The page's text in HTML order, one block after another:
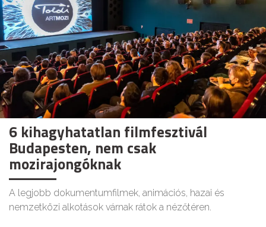
6 kihagyhatatlan filmfesztivál
Budapesten, nem csak
mozirajongóknak
A legjobb dokumentumfilmek, animációs, hazai és
nemzetközi alkotások várnak rátok a nézőtéren.